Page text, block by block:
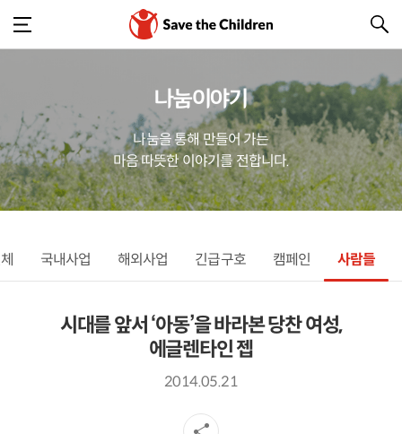
나눔이야기
나눔을 통해 만들어 가는
마음 따뜻한 이야기를 전합니다.
국내사업 해외사업 긴급구호 캠페인 사람들
시대를 앞서 ‘아동’을 바라본 당찬 여성,
에글렌타인 젭
2014.05.21